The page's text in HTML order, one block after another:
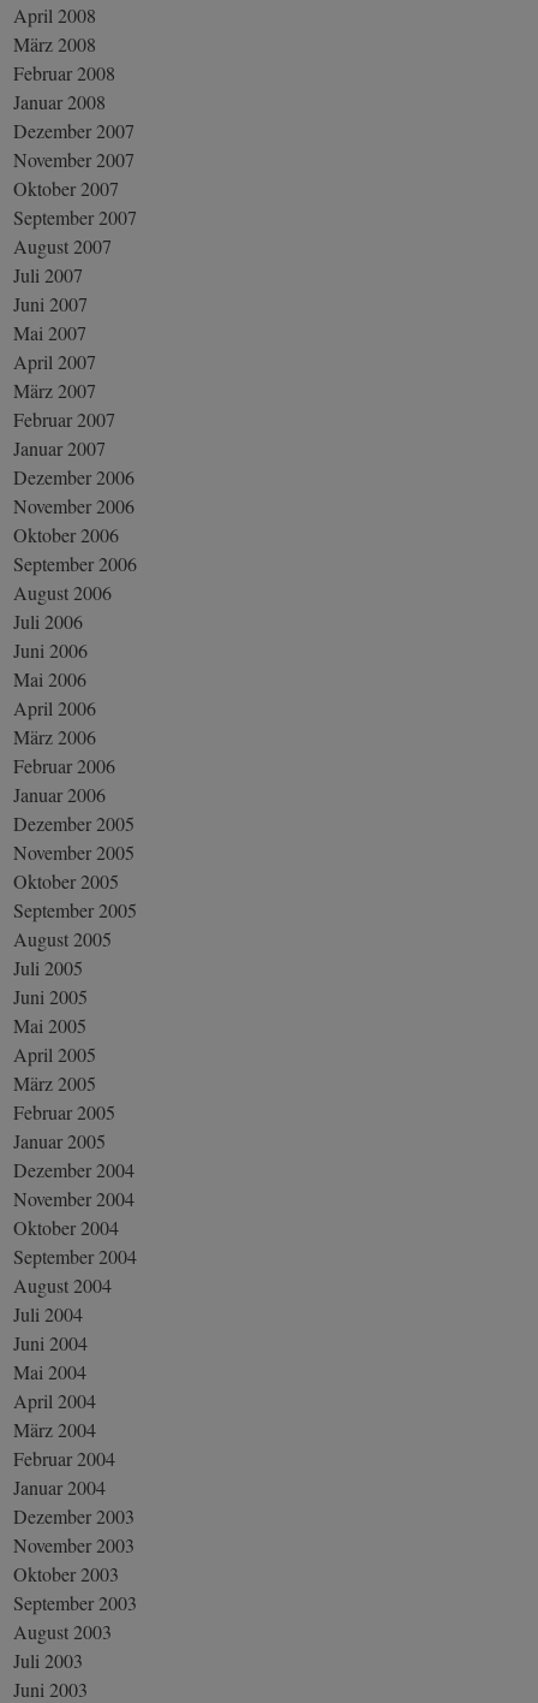
April 2008
März 2008
Februar 2008
Januar 2008
Dezember 2007
November 2007
Oktober 2007
September 2007
August 2007
Juli 2007
Juni 2007
Mai 2007
April 2007
März 2007
Februar 2007
Januar 2007
Dezember 2006
November 2006
Oktober 2006
September 2006
August 2006
Juli 2006
Juni 2006
Mai 2006
April 2006
März 2006
Februar 2006
Januar 2006
Dezember 2005
November 2005
Oktober 2005
September 2005
August 2005
Juli 2005
Juni 2005
Mai 2005
April 2005
März 2005
Februar 2005
Januar 2005
Dezember 2004
November 2004
Oktober 2004
September 2004
August 2004
Juli 2004
Juni 2004
Mai 2004
April 2004
März 2004
Februar 2004
Januar 2004
Dezember 2003
November 2003
Oktober 2003
September 2003
August 2003
Juli 2003
Juni 2003